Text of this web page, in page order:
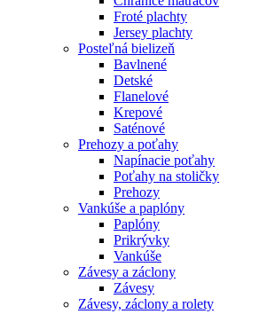
Froté plachty
Jersey plachty
Posteľná bielizeň
Bavlnené
Detské
Flanelové
Krepové
Saténové
Prehozy a poťahy
Napínacie poťahy
Poťahy na stoličky
Prehozy
Vankúše a paplóny
Paplóny
Prikrývky
Vankúše
Závesy a záclony
Závesy
Závesy, záclony a rolety